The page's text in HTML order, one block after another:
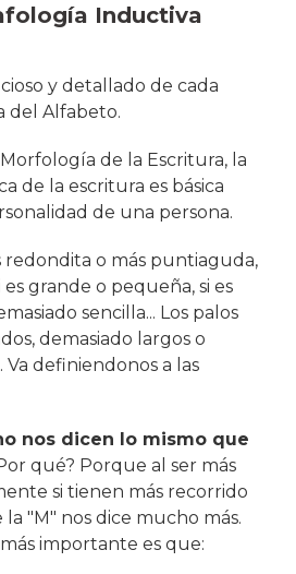
Inductiva
y detallado de cada
del Alfabeto.
de la Escritura, la
de la escritura es básica
de una persona.
redondita o más puntiaguda,
grande o pequeña, si es
sencilla... Los palos
demasiado largos o
Va definiendonos a las
nos dicen lo mismo que
qué? Porque al ser más
si tienen más recorrido
la "M" nos dice mucho más.
importante es que: